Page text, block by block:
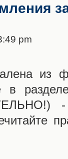
pm
из
в